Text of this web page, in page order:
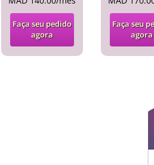
Faça seu pedido
agora
Faça seu
agora